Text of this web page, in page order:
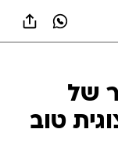
של
טוב